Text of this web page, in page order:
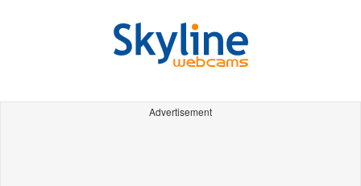
Advertisement